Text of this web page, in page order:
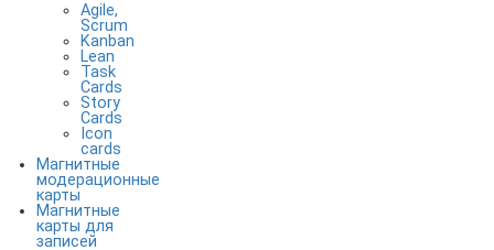
Agile,
Scrum
Kanban
Lean
Task
Cards
Story
Cards
Icon
cards
Магнитные
модерационные
карты
Магнитные
карты для
записей